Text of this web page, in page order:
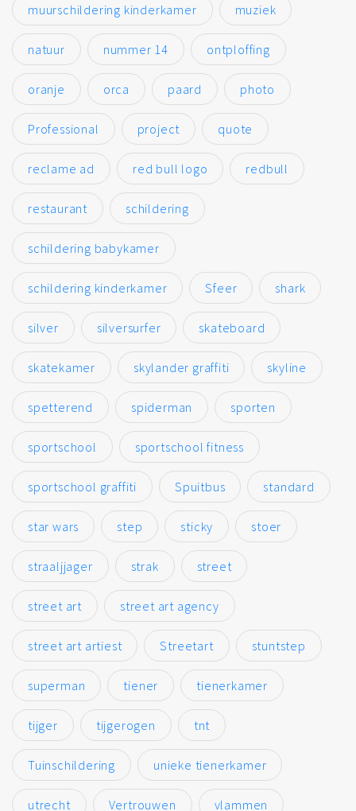
muurschildering kinderkamer muziek
natuur nummer 14 ontploffing
oranje orca paard photo
Professional project quote
reclame ad red bull logo redbull
restaurant schildering
schildering babykamer
schildering kinderkamer Sfeer shark
silver silversurfer skateboard
skatekamer skylander graffiti skyline
spetterend spiderman sporten
sportschool sportschool fitness
sportschool graffiti Spuitbus standard
star wars step sticky stoer
straaljjager strak street
street art street art agency
street art artiest Streetart stuntstep
superman tiener tienerkamer
tijger tijgerogen tnt
Tuinschildering unieke tienerkamer
utrecht Vertrouwen vlammen